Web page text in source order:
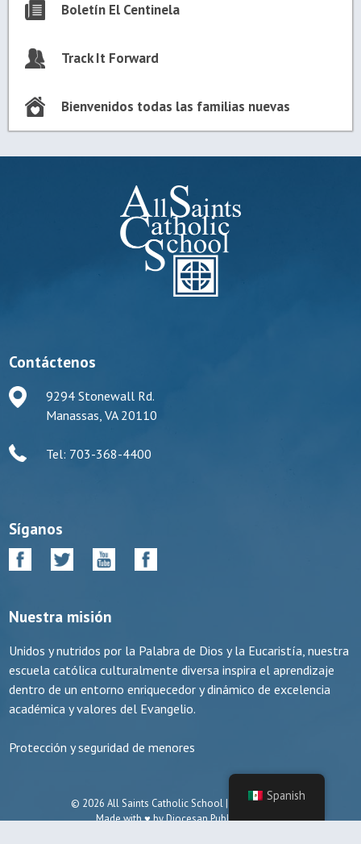
Boletín El Centinela
Track It Forward
Bienvenidos todas las familias nuevas
Contáctenos
9294 Stonewall Rd.
Manassas, VA 20110
Tel: 703-368-4400
Síganos
Nuestra misión
Unidos y nutridos por la Palabra de Dios y la Eucaristía, nuestra
escuela católica culturalmente diversa inspira el aprendizaje
dentro de un entorno enriquecedor y dinámico de excelencia
académica y valores del Evangelio.
Protección y seguridad de menores
© 2026 All Saints Catholic School | Manassas, VA
Made with ♥ byDiocesan Publications
Spanish